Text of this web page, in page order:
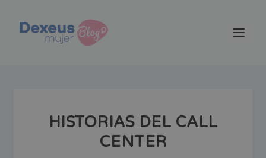
HISTORIAS DEL CALL
CENTER